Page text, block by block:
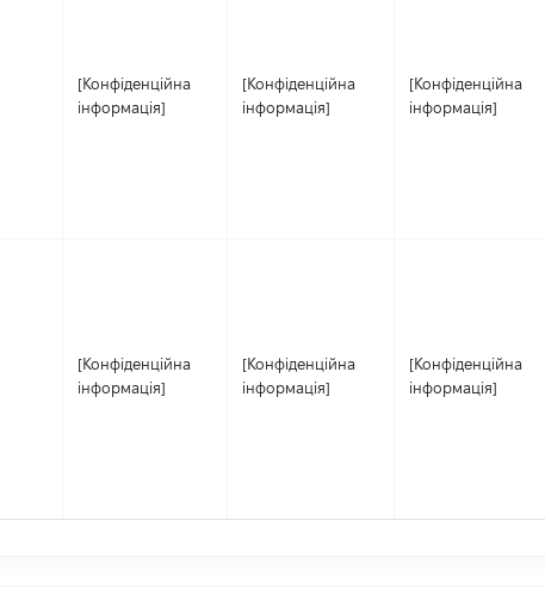
[Конфіденційна
інформація]
[Конфіденційна
інформація]
[Конфіденційна
інформація]
[Конфіденційна
інформація]
[Конфіденційна
інформація]
[Конфіденційна
інформація]